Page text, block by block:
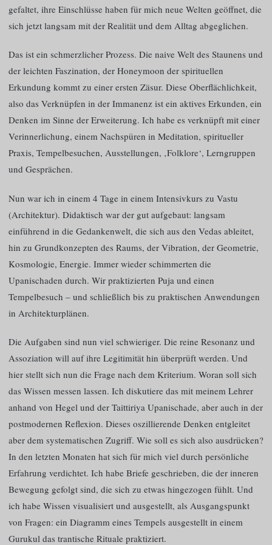
gefaltet, ihre Einschlüsse haben für mich neue Welten geöffnet, die
sich jetzt langsam mit der Realität und dem Alltag abgeglichen.
Das ist ein schmerzlicher Prozess. Die naive Welt des Staunens und
der leichten Faszination, der Honeymoon der spirituellen
Erkundung kommt zu einer ersten Zäsur. Diese Oberflächlichkeit,
also das Verknüpfen in der Immanenz ist ein aktives Erkunden, ein
Denken im Sinne der Erweiterung. Ich habe es verknüpft mit einer
Verinnerlichung, einem Nachspüren in Meditation, spiritueller
Praxis, Tempelbesuchen, Ausstellungen, ‚Folklore‘, Lerngruppen
und Gesprächen.
Nun war ich in einem 4 Tage in einem Intensivkurs zu Vastu
(Architektur). Didaktisch war der gut aufgebaut: langsam
einführend in die Gedankenwelt, die sich aus den Vedas ableitet,
hin zu Grundkonzepten des Raums, der Vibration, der Geometrie,
Kosmologie, Energie. Immer wieder schimmerten die
Upanischaden durch. Wir praktizierten Puja und einen
Tempelbesuch – und schließlich bis zu praktischen Anwendungen
in Architekturplänen.
Die Aufgaben sind nun viel schwieriger. Die reine Resonanz und
Assoziation will auf ihre Legitimität hin überprüft werden. Und
hier stellt sich nun die Frage nach dem Kriterium. Woran soll sich
das Wissen messen lassen. Ich diskutiere das mit meinem Lehrer
anhand von Hegel und der Taittiriya Upanischade, aber auch in der
postmodernen Reflexion. Dieses oszillierende Denken entgleitet
aber dem systematischen Zugriff. Wie soll es sich also ausdrücken?
In den letzten Monaten hat sich für mich viel durch persönliche
Erfahrung verdichtet. Ich habe Briefe geschrieben, die der inneren
Bewegung gefolgt sind, die sich zu etwas hingezogen fühlt. Und
ich habe Wissen visualisiert und ausgestellt, als Ausgangspunkt
von Fragen: ein Diagramm eines Tempels ausgestellt in einem
Gurukul das trantische Rituale praktiziert.